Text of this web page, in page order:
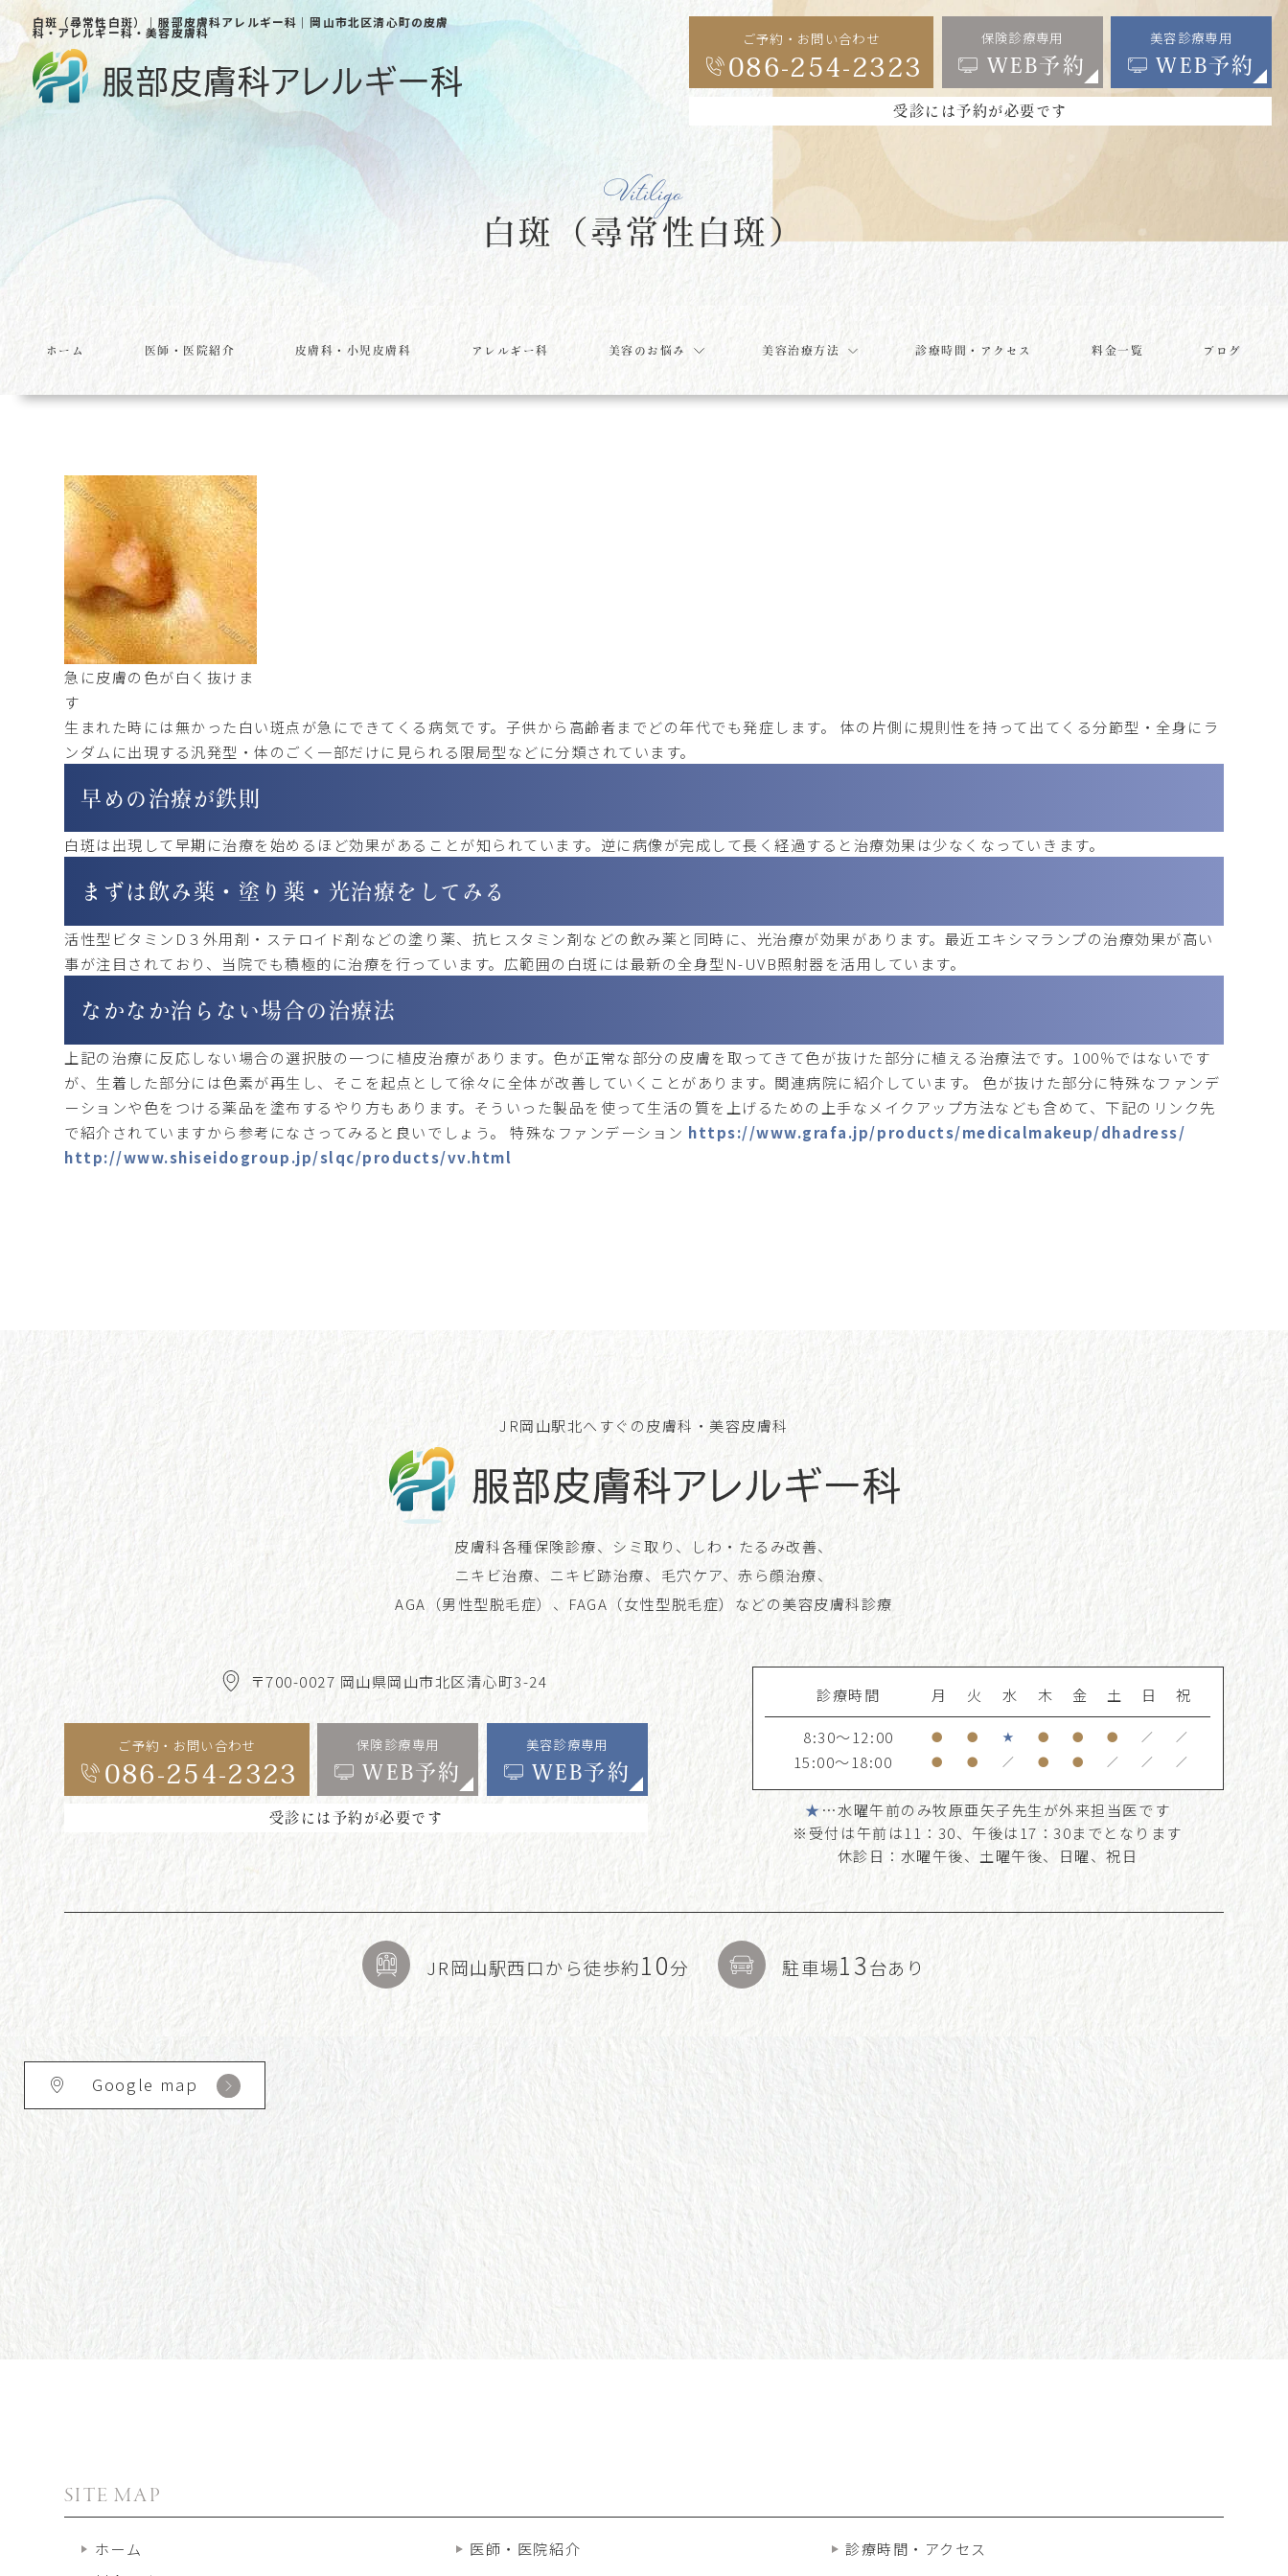
白斑（尋常性白斑）｜服部皮膚科アレルギー科｜岡山市北区清心町の皮膚
科・アレルギー科・美容皮膚科 ご予約・お問い合わせ
086-254-2323
保険診療専用
WEB予約
美容診療専用
WEB予約
受診には予約が必要です
Vitiligo
白斑（尋常性白斑）
ホーム 医師・医院紹介 皮膚科・小児皮膚科 アレルギー科 美容のお悩み 美容治療方法 診療時間・アクセス 料金一覧 ブログ
急に皮膚の色が白く抜けま
す
生まれた時には無かった白い斑点が急にできてくる病気です。子供から高齢者までどの年代でも発症します。 体の片側に規則性を持って出てくる分節型・全身にラ
ンダムに出現する汎発型・体のごく一部だけに見られる限局型などに分類されています。
早めの治療が鉄則
白斑は出現して早期に治療を始めるほど効果があることが知られています。逆に病像が完成して長く経過すると治療効果は少なくなっていきます。
まずは飲み薬・塗り薬・光治療をしてみる
活性型ビタミンD３外用剤・ステロイド剤などの塗り薬、抗ヒスタミン剤などの飲み薬と同時に、光治療が効果があります。最近エキシマランプの治療効果が高い
事が注目されており、当院でも積極的に治療を行っています。広範囲の白斑には最新の全身型N-UVB照射器を活用しています。
なかなか治らない場合の治療法
上記の治療に反応しない場合の選択肢の一つに植皮治療があります。色が正常な部分の皮膚を取ってきて色が抜けた部分に植える治療法です。100％ではないです
が、生着した部分には色素が再生し、そこを起点として徐々に全体が改善していくことがあります。関連病院に紹介しています。 色が抜けた部分に特殊なファンデ
ーションや色をつける薬品を塗布するやり方もあります。そういった製品を使って生活の質を上げるための上手なメイクアップ方法なども含めて、下記のリンク先
で紹介されていますから参考になさってみると良いでしょう。 特殊なファンデーション https://www.grafa.jp/products/medicalmakeup/dhadress/
http://www.shiseidogroup.jp/slqc/products/vv.html
JR岡山駅北へすぐの皮膚科・美容皮膚科
皮膚科各種保険診療、シミ取り、
しわ・たるみ改善、
ニキビ治療、 ニキビ跡治療、毛穴ケア、赤ら顔治療、
AGA（男性型脱毛症）、FAGA（女性型脱毛症）などの美容皮膚科診療
〒700-0027 岡山県岡山市北区清心町3-24
ご予約・お問い合わせ
086-254-2323
保険診療専用
WEB予約
美容診療専用
WEB予約
受診には予約が必要です
診療時間 月 火 水 木 金 土 日
祝
8:30～12:00
● ● ★ ● ● ● ／ ／
15:00～18:00 ● ● ／ ● ● ／ ／ ／
★…水曜午前のみ牧原亜矢子先生が外来担当医です
※受付は午前は11：30、午後は17：30までとなります
休診日：水曜午後、土曜午後、日曜、祝日
JR岡山駅西口から徒歩約10分 駐車場13台あり
Google map
SITE MAP
ホーム 医師・医院紹介
診療時間・アクセス